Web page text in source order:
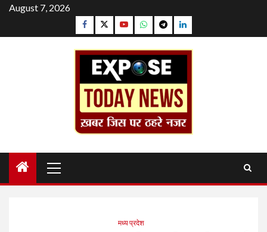
Skip
content
August 7, 2026
Facebook
TwitterYouTubeWhatsapp
TelegramLinkedin
Menu
मध्य प्रदेश